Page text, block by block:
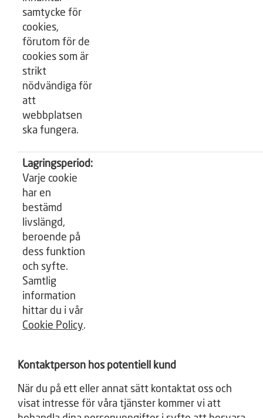
samtycke för
cookies,
förutom för de
cookies som är
strikt
nödvändiga för
att
webbplatsen
ska fungera.
Lagringsperiod:
Varje cookie
har en
bestämd
livslängd,
beroende på
dess funktion
och syfte.
Samtlig
information
hittar du i vår
Cookie Policy.
Kontaktperson hos potentiell kund
När du på ett eller annat sätt kontaktat oss och
visat intresse för våra tjänster kommer vi att